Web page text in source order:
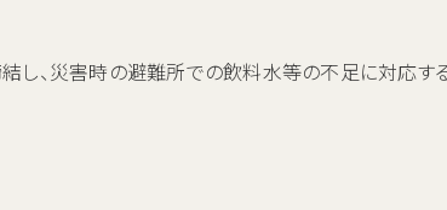
し、災害時の避難所での飲料水等の不足に対応す